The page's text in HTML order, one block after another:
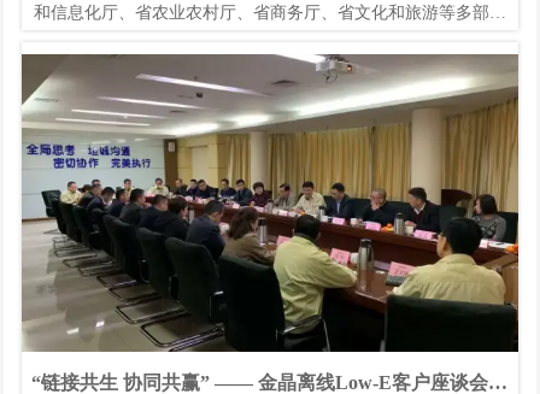
和信息化厅、省农业农村厅、省商务厅、省文化和旅游等多部门
南召开。会上发布了2019年山东省民营企业品牌价值100强榜单和
2019年山东省制造业高端品牌培育企业名单。其中我市：鲁泰纺
织股份有限公司山东扳到井股份有限公司山东汇丰石化集团有限
公司山东齐都药业有限公司金晶集团蓝帆集团
“链接共生 协同共赢” —— 金晶离线Low-E客户座谈会纪